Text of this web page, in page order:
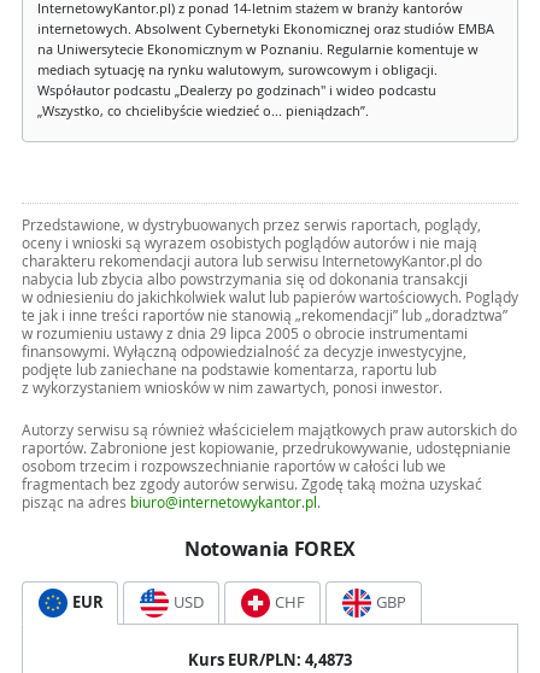
InternetowyKantor.pl) z ponad 14-letnim stażem w branży kantorów
internetowych. Absolwent Cybernetyki Ekonomicznej oraz studiów EMBA
na Uniwersytecie Ekonomicznym w Poznaniu. Regularnie komentuje w
mediach sytuację na rynku walutowym, surowcowym i obligacji.
Współautor podcastu „Dealerzy po godzinach" i wideo podcastu
„Wszystko, co chcielibyście wiedzieć o... pieniądzach”.
Przedstawione, w dystrybuowanych przez serwis raportach, poglądy,
oceny i wnioski są wyrazem osobistych poglądów autorów i nie mają
charakteru rekomendacji autora lub serwisu InternetowyKantor.pl do
nabycia lub zbycia albo powstrzymania się od dokonania transakcji
w odniesieniu do jakichkolwiek walut lub papierów wartościowych. Poglądy
te jak i inne treści raportów nie stanowią „rekomendacji” lub „doradztwa”
w rozumieniu ustawy z dnia 29 lipca 2005 o obrocie instrumentami
finansowymi. Wyłączną odpowiedzialność za decyzje inwestycyjne,
podjęte lub zaniechane na podstawie komentarza, raportu lub
z wykorzystaniem wniosków w nim zawartych, ponosi inwestor.
Autorzy serwisu są również właścicielem majątkowych praw autorskich do
raportów. Zabronione jest kopiowanie, przedrukowywanie, udostępnianie
osobom trzecim i rozpowszechnianie raportów w całości lub we
fragmentach bez zgody autorów serwisu. Zgodę taką można uzyskać
pisząc na adres biuro@internetowykantor.pl .
Notowania FOREX
EUR USD CHF GBP
Kurs EUR/PLN: 4,4873